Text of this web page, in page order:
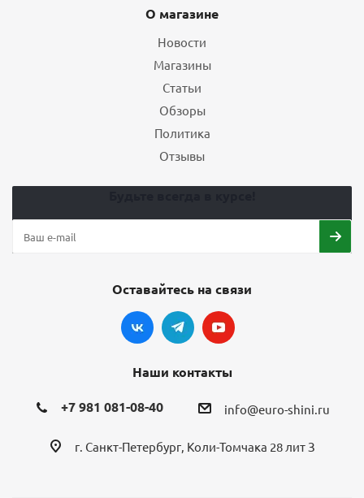
О магазине
Новости
Магазины
Статьи
Обзоры
Политика
Отзывы
Оставайтесь на связи
Наши контакты
+7 981 081-08-40 info@euro-shini.ru
г. Санкт-Петербург, Коли-Томчака 28 лит З